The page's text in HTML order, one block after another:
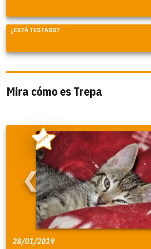
¿ESTÁ TESTADO?
Mira cómo es Trepa
❮
NUEVA
28/01/2019